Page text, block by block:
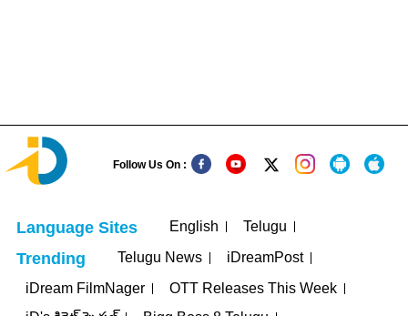
Follow Us On :
Language Sites English Telugu
Trending Telugu News
iDreamPost
iDream FilmNager
OTT Releases This Week